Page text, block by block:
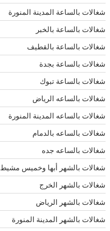
شغالات بالساعة المدينة المنورة
شغالات بالساعة بالخبر
شغالات بالساعة بالقطيف
شغالات بالساعة بجدة
شغالات بالساعة تبوك
شغالات بالساعه الرياض
شغالات بالساعه المدينة المنورة
شغالات بالساعه بالدمام
شغالات بالساعه جده
شغالات بالشهر أبها وخميس مشيط
شغالات بالشهر الخرج
شغالات بالشهر الرياض
شغالات بالشهر المدينة المنورة